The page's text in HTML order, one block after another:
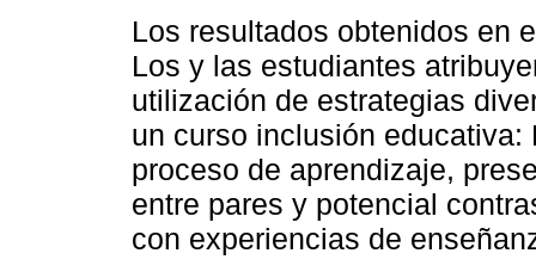
Los resultados obtenidos en
Los y las estudiantes
utilización de estrategias
un curso inclusión
proceso de aprendizaje,
entre pares y potencial
con experiencias de